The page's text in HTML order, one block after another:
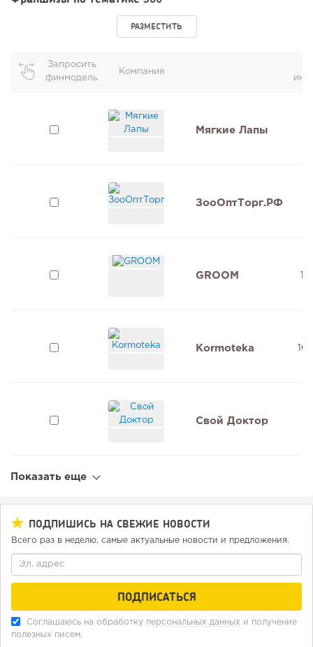
РАЗМЕСТИТЬ
Запросить
финмодель
Компания
Мягкие Лапы
ЗооОптТорг.РФ
GROOM
Kormoteka
Свой Доктор
Показать еще
ПОДПИШИСЬ НА СВЕЖИЕ НОВОСТИ
Всего раз в неделю, самые актуальные новости и предложения.
Соглашаюсь на обработку персональных данных и получение
полезных писем.